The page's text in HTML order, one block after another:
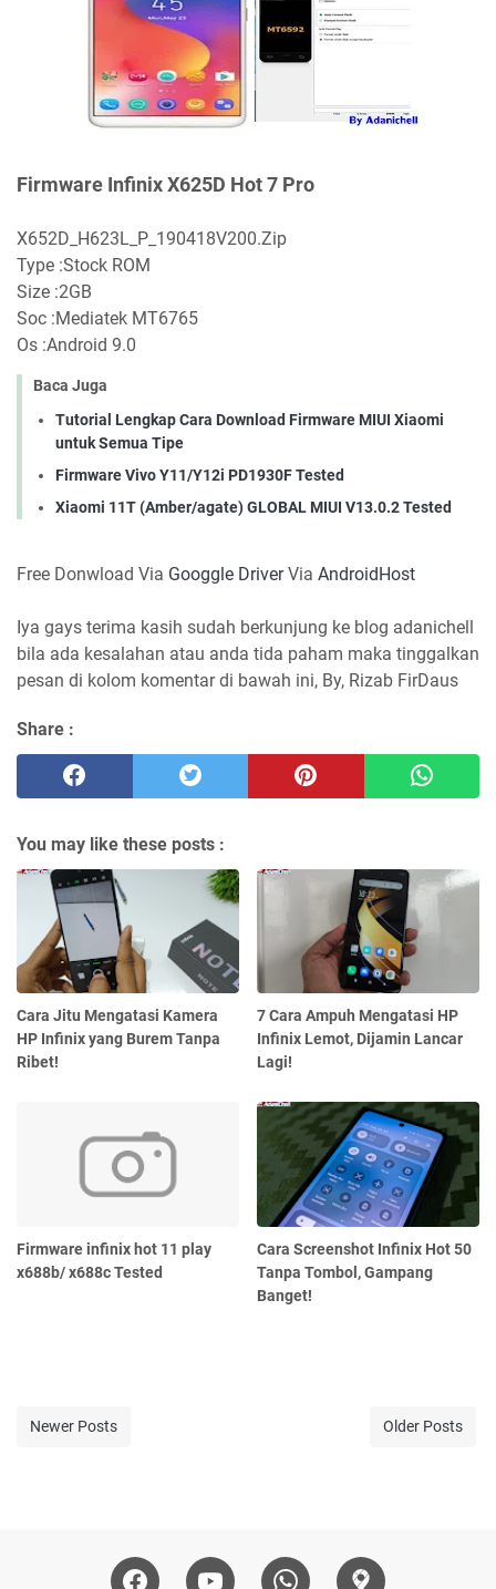
Firmware Infinix X625D Hot 7 Pro
X652D_H623L_P_190418V200.Zip
Type :Stock ROM
Size :2GB
Soc :Mediatek MT6765
Os :Android 9.0
Baca Juga
Tutorial Lengkap Cara Download Firmware MIUI Xiaomi
untuk Semua Tipe
Firmware Vivo Y11/Y12i PD1930F Tested
Xiaomi 11T (Amber/agate) GLOBAL MIUI V13.0.2 Tested
Free Donwload Via Googgle DriverVia AndroidHost
Iya gays terima kasih sudah berkunjung ke blog adanichell
bila ada kesalahan atau anda tida paham maka tinggalkan
pesan di kolom komentar di bawah ini, By, Rizab FirDaus
Share :
You may like these posts :
Cara Jitu Mengatasi Kamera
HP Infinix yang Burem Tanpa
Ribet!
7 Cara Ampuh Mengatasi HP
Infinix Lemot, Dijamin Lancar
Lagi!
Firmware infinix hot 11 play
x688b/ x688c Tested
Cara Screenshot Infinix Hot 50
Tanpa Tombol, Gampang
Banget!
Newer Posts Older Posts